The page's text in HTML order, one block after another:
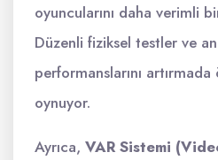
oyuncularını daha verimli
Düzenli fiziksel testler ve
performanslarını
oynuyor.
Ayrıca, VAR Sistemi